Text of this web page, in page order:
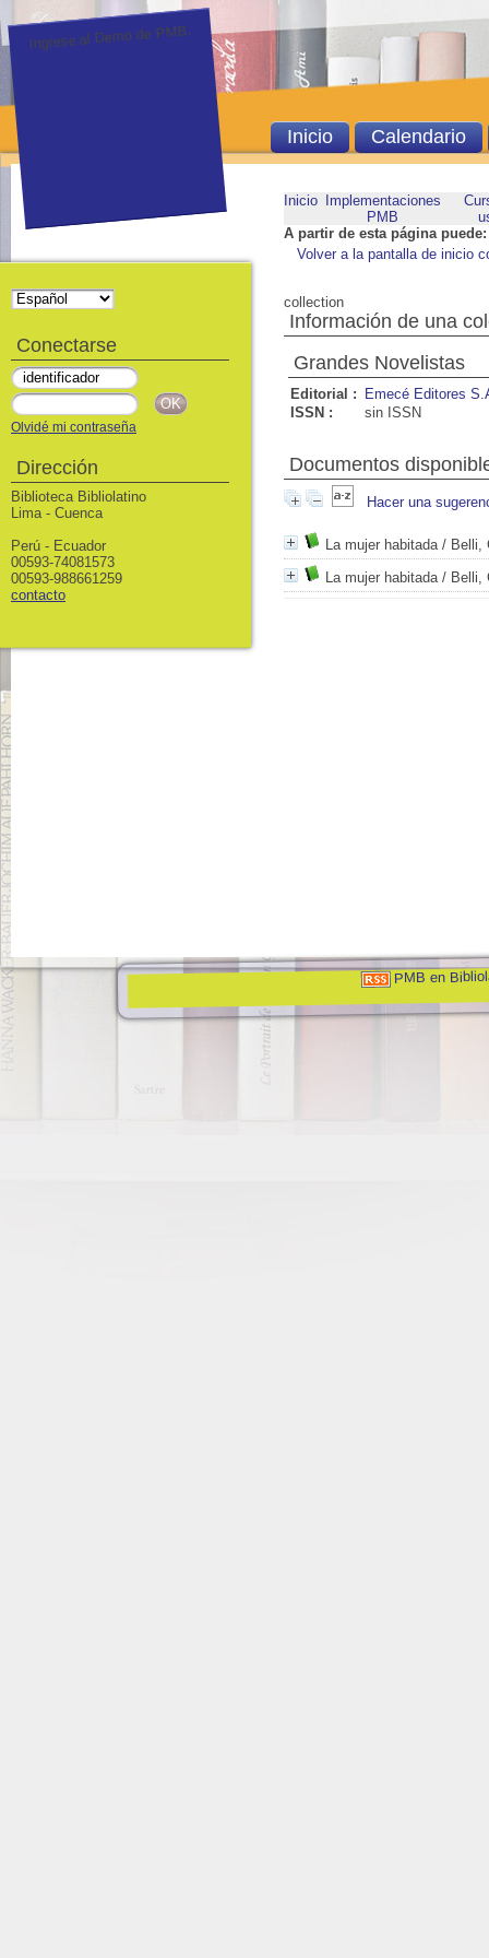
Inicio
Implementaciones
PMB
A partir de esta página puede:
Volver a la pantalla de inicio
collection
Información de una
Grandes Novelistas
Editorial :
Emecé Editores
ISSN :
sin ISSN
Documentos
Hacer una
La mujer habitada/ Belli,
La mujer habitada/ Belli,
PMB en
Ingrese al Demo de PMB.
Inicio Calendario
Conectarse
Olvidé mi contraseña
Dirección
Biblioteca Bibliolatino
Lima - Cuenca
Perú - Ecuador
00593-74081573
00593-988661259
contacto